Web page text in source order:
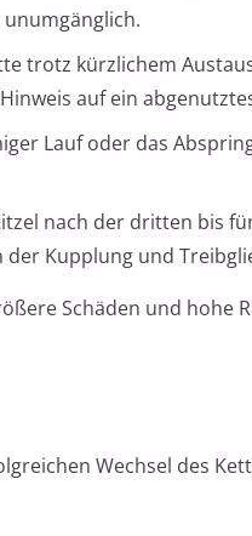
trotz kürzlichem
auf ein
Lauf oder das
nach der dritten bis
Kupplung und
Schäden und hohe
Wechsel des